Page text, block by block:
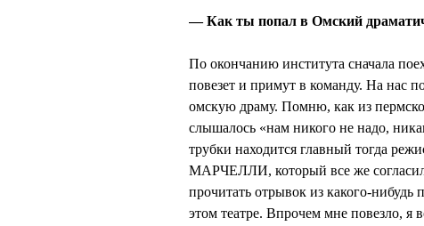
— Как ты попал в Омский
По окончанию института сначала
повезет и примут в команду. На нас
омскую драму. Помню, как из
слышалось «нам никого не надо,
трубки находится главный тогда
МАРЧЕЛЛИ, который все же
прочитать отрывок из какого-нибудь
этом театре. Впрочем мне повезло, я